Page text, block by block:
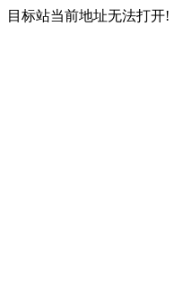
目标站当前地址无法打开!